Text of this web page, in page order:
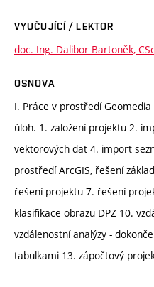
VYUČUJÍCÍ / LEKTOR
doc. Ing. Dalibor Bartoněk,
OSNOVA
I. Práce v prostředí
úloh. 1. založení projektu 2.
vektorových dat 4. import
prostředí ArcGIS, řešení
řešení projektu 7. řešení
klasifikace obrazu DPZ 10.
vzdálenostní analýzy -
tabulkami 13. zápočtový